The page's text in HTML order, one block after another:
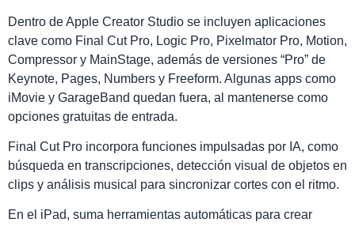
Dentro de Apple Creator Studio se incluyen aplicaciones
clave como Final Cut Pro, Logic Pro, Pixelmator Pro, Motion,
Compressor y MainStage, además de versiones “Pro” de
Keynote, Pages, Numbers y Freeform. Algunas apps como
iMovie y GarageBand quedan fuera, al mantenerse como
opciones gratuitas de entrada.
Final Cut Pro incorpora funciones impulsadas por IA, como
búsqueda en transcripciones, detección visual de objetos en
clips y análisis musical para sincronizar cortes con el ritmo.
En el iPad, suma herramientas automáticas para crear